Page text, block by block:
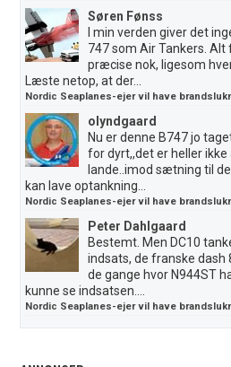
Søren Fønss
I min verden giver det
747 som Air Tankers.
præcise nok, ligesom
Læste netop, at der...
Nordic Seaplanes-ejer vil have
olyndgaard
Nu er denne B747 jo
for dyrt,,det er heller ikke
lande..imod sætning til
kan lave optankning...
Nordic Seaplanes-ejer vil have
Peter Dahlgaard
Bestemt. Men DC10
indsats, de franske dash
de gange hvor N944ST
kunne se indsatsen....
Nordic Seaplanes-ejer vil have